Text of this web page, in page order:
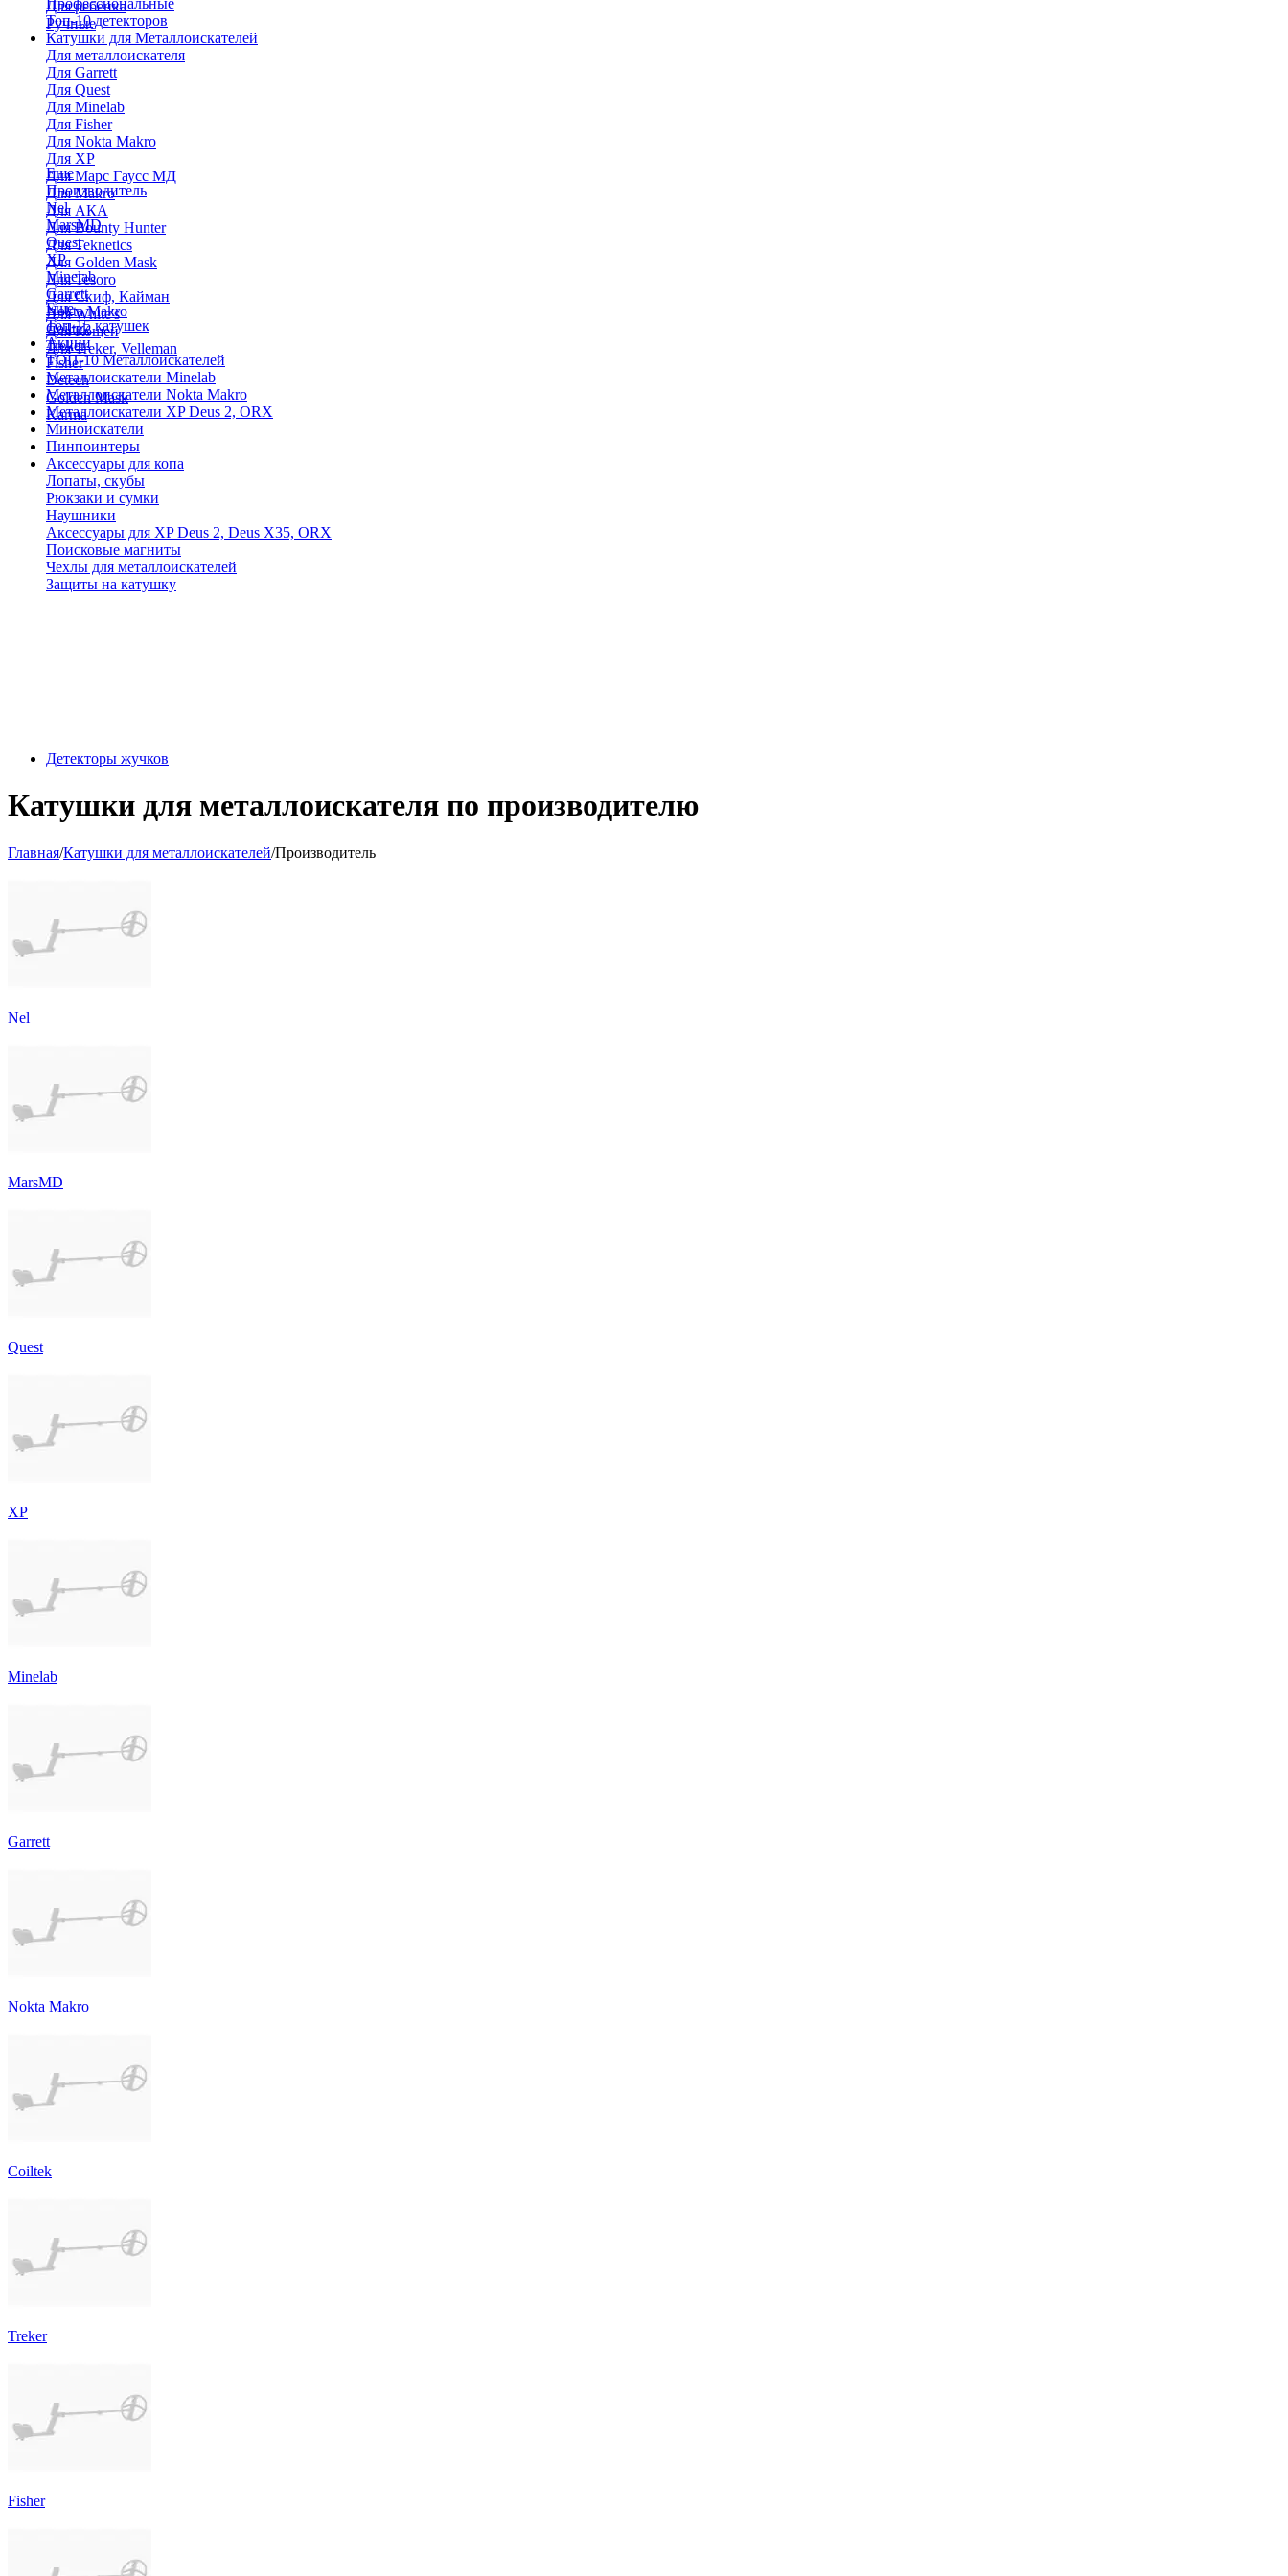
Для ребенка
Ручные
Профессиональные
Топ-10 детекторов
Катушки для Металлоискателей
Для металлоискателя
Для Garrett
Для Quest
Для Minelab
Для Fisher
Для Nokta Makro
Для XP
Для Марс Гаусс МД
Для Makro
Для АКА
Для Bounty Hunter
Для Teknetics
Для Golden Mask
Для Tesoro
Для Скиф, Кайман
Для White's
Для Кощей
Для Treker, Velleman
Еще
Производитель
Nel
MarsMD
Quest
XP
Minelab
Garrett
Nokta Makro
Coiltek
Treker
Fisher
Detech
Golden Mask
Karma
Еще
Топ-15 катушек
Акции
ТОП-10 Металлоискателей
Металлоискатели Minelab
Металлоискатели Nokta Makro
Металлоискатели XP Deus 2, ORX
Миноискатели
Пинпоинтеры
Аксессуары для копа
Лопаты, скубы
Рюкзаки и сумки
Наушники
Аксессуары для XP Deus 2, Deus X35, ORX
Поисковые магниты
Чехлы для металлоискателей
Защиты на катушку
Детекторы жучков
Катушки для металлоискателя по производителю
Главная/Катушки для металлоискателей/Производитель
Nel
MarsMD
Quest
XP
Minelab
Garrett
Nokta Makro
Coiltek
Treker
Fisher